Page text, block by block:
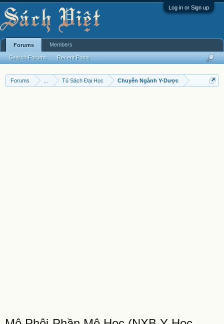
Log in or Sign up
Forums Tủ Sách Đại Học Chuyên Ngành Y-Dược
Forums
Search Forums Recent Posts
Members